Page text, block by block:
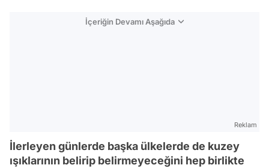
İçeriğin Devamı Aşağıda
Reklam
İlerleyen günlerde başka ülkelerde de kuzey
ışıklarının belirip belirmeyeceğini hep birlikte